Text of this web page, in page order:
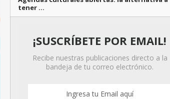
tener …
¡SUSCRÍBETE POR EMAIL!
Recibe nuestras publicaciones directo a la
bandeja de tu correo electrónico.